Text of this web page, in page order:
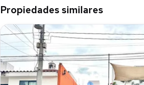
Propiedades similares